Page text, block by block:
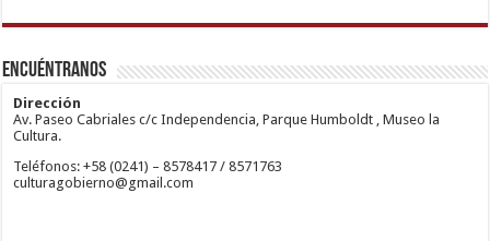
1xbetm.info
mariobet
restbetcdn.com
https://mvbcasino.com/
deneme
siteler
Kadıköy
Escort
Yakası
Escort
Kadıköy
Ataşehir
Escort
Encuéntranos
Dirección
Av. Paseo Cabriales c/c Independencia, Parque Humboldt , Museo la
Cultura.
Teléfonos: +58 (0241) – 8578417 / 8571763
culturagobierno@gmail.com